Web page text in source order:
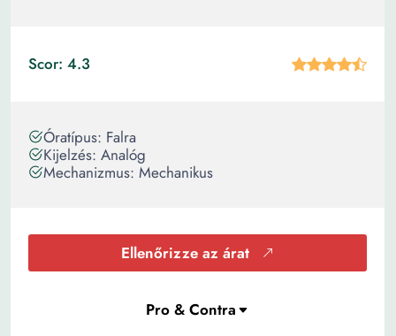
Scor: 4.3
Óratípus: Falra
Kijelzés: Analóg
Mechanizmus: Mechanikus
Ellenőrizze az árat